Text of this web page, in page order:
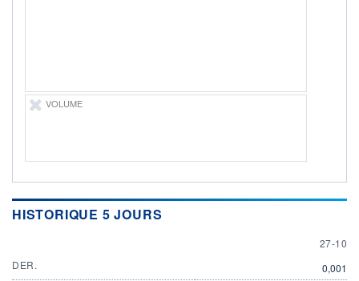
VOLUME
HISTORIQUE 5 JOURS
27
27-10
DER.
0,001